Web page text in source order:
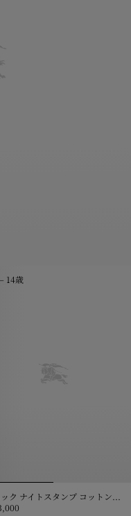
14歳
チェック ナイトスタンプ コットンTシャツ